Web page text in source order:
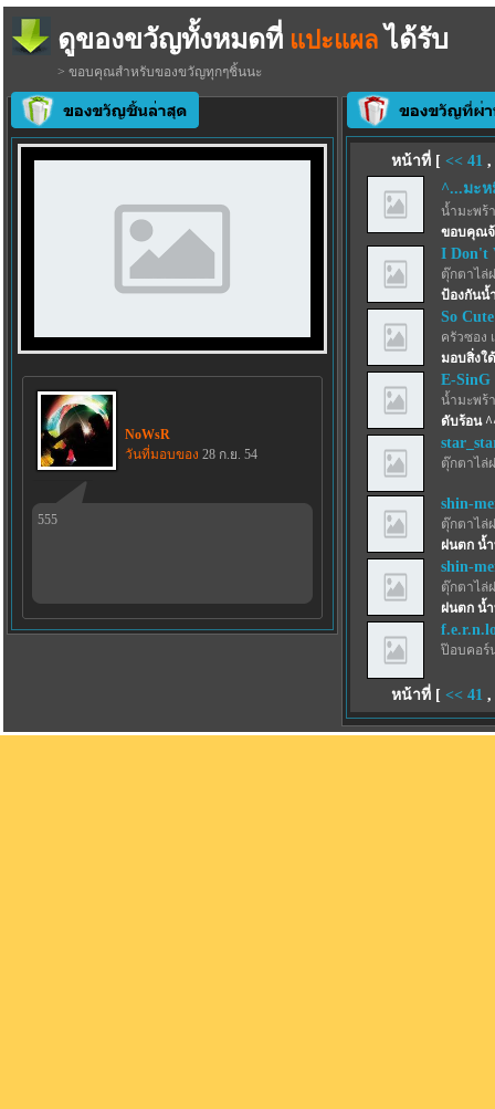
ดูของขวัญทั้งหมดที่ แปะแผล ได้รับ
> ขอบคุณสำหรับของขวัญทุกๆชิ้นนะ
NoWsR
วันที่มอบของ 28 ก.ย. 54
555
หน้าที่ [ << 41 ,
^...มะ
น้ำมะพร้
ขอบคุณ
I Don't
ตุ๊กตาไล่
ป้องกันน้
So
ครัวซอง
มอบสิ่งใ
E-SinG
น้ำมะพร้
ดับร้อน
ตุ๊กตาไล่
shin-
ตุ๊กตาไล่
ฝนตก น้
shin-
ตุ๊กตาไล่
ฝนตก น้
ป๊อบคอร์
หน้าที่ [ << 41 ,